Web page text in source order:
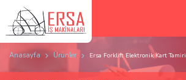
Anasayfa Ürünler Ersa Forklift Elektronik Kart Tamiri